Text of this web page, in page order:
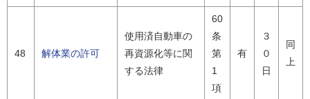
48 解体業の許可
使用済自動車の
再資源化等に関
する法律
60
条
第
1
項
有
３
０
日
同
上